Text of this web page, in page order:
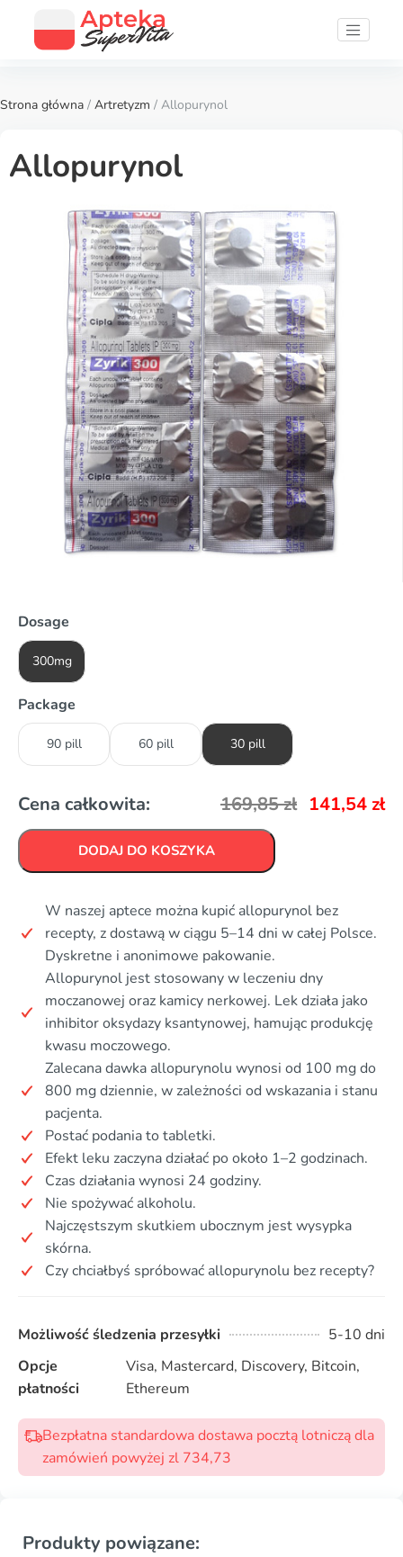
Strona główna / Artretyzm / Allopurynol
Allopurynol
Dosage
300mg
Package
90 pill 60 pill 30 pill
Cena całkowita: 169,85zł 141,54 zł
DODAJ DO KOSZYKA
W naszej aptece można kupić allopurynol bez
recepty, z dostawą w ciągu 5–14 dni w całej Polsce.
Dyskretne i anonimowe pakowanie.
Allopurynol jest stosowany w leczeniu dny
moczanowej oraz kamicy nerkowej. Lek działa jako
inhibitor oksydazy ksantynowej, hamując produkcję
kwasu moczowego.
Zalecana dawka allopurynolu wynosi od 100 mg do
800 mg dziennie, w zależności od wskazania i stanu
pacjenta.
Postać podania to tabletki.
Efekt leku zaczyna działać po około 1–2 godzinach.
Czas działania wynosi 24 godziny.
Nie spożywać alkoholu.
Najczęstszym skutkiem ubocznym jest wysypka
skórna.
Czy chciałbyś spróbować allopurynolu bez recepty?
Możliwość śledzenia przesyłki
5-10 dni
Opcje
płatności
Visa, Mastercard, Discovery, Bitcoin,
Ethereum
Bezpłatna standardowa dostawa pocztą lotniczą dla
zamówień powyżej zl 734,73
Produkty powiązane: